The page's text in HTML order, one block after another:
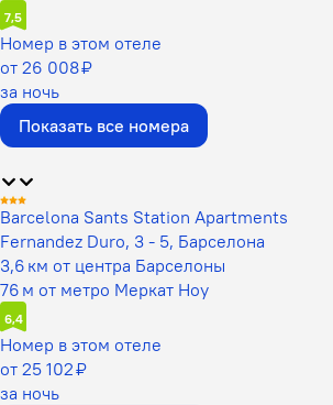
7,5
Номер в этом отеле
от 26 008 ₽
за ночь
Показать все номера
Barcelona Sants Station Apartments
Fernandez Duro, 3 - 5, Барселона
3,6 км от центра Барселоны
76 м от метро Меркат Ноу
6,4
Номер в этом отеле
от 25 102 ₽
за ночь